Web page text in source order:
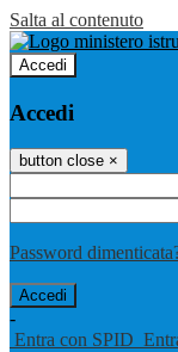
Salta al contenuto
Accedi
Accedi
button close ×
Password
-
Entra con SPID